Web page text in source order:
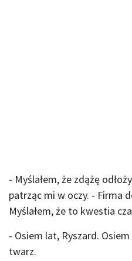
- Myślałem, że zdążę
patrząc mi w oczy. - Firma
Myślałem, że to kwestia
- Osiem lat, Ryszard.
twarz.